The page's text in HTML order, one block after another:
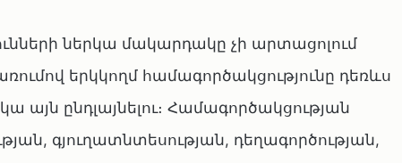
ներկա մակարդակը չի արտացոլում
երկկողմ համագործակցությունը դեռևս
այն ընդլայնելու։ Համագործակցության
գյուղատնտեսության, դեղագործության,